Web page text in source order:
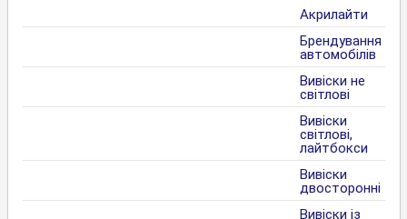
Акрилайти
Брендування
автомобілів
Вивіски не
світлові
Вивіски
світлові,
лайтбокси
Вивіски
двосторонні
Вивіски із